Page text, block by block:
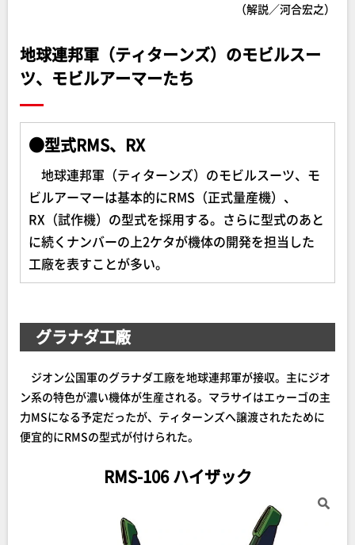
（解説／河合宏之）
地球連邦軍（ティターンズ）のモビルスー
ツ、モビルアーマーたち
●型式RMS、RX
地球連邦軍（ティターンズ）のモビルスーツ、モ
ビルアーマーは基本的にRMS（正式量産機）、
RX（試作機）の型式を採用する。さらに型式のあと
に続くナンバーの上2ケタが機体の開発を担当した
工廠を表すことが多い。
グラナダ工廠
ジオン公国軍のグラナダ工廠を地球連邦軍が接収。主にジオ
ン系の特色が濃い機体が生産される。マラサイはエゥーゴの主
力MSになる予定だったが、ティターンズへ譲渡されたために
便宜的にRMSの型式が付けられた。
RMS-106 ハイザック